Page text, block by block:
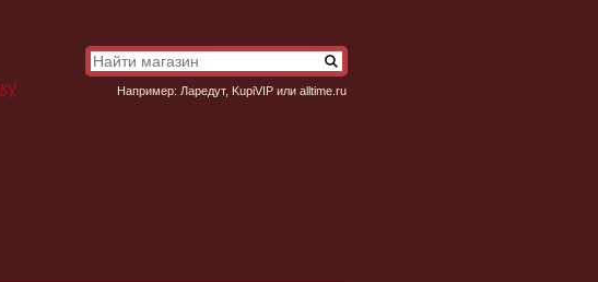
Например: Ларедут, KupiVIPили alltime.ru